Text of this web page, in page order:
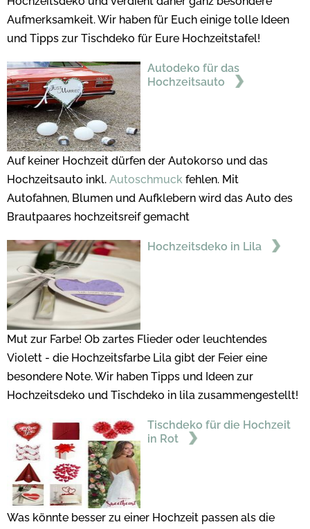
Aufmerksamkeit. Wir haben für Euch einige tolle Ideen
und Tipps zur Tischdeko für Eure Hochzeitstafel!
Autodeko für das
Hochzeitsauto
Auf keiner Hochzeit dürfen der Autokorso und das
Hochzeitsauto inkl. Autoschmuck fehlen. Mit
Autofahnen, Blumen und Aufklebern wird das Auto des
Brautpaares hochzeitsreif gemacht
Hochzeitsdeko in Lila
Mut zur Farbe! Ob zartes Flieder oder leuchtendes
Violett - die Hochzeitsfarbe Lila gibt der Feier eine
besondere Note. Wir haben Tipps und Ideen zur
Hochzeitsdeko und Tischdeko in lila zusammengestellt!
Tischdeko für die Hochzeit
in Rot
Was könnte besser zu einer Hochzeit passen als die